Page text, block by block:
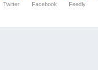
Twitter Facebook Feedly